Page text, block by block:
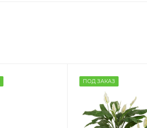
ПОД ЗАКАЗ